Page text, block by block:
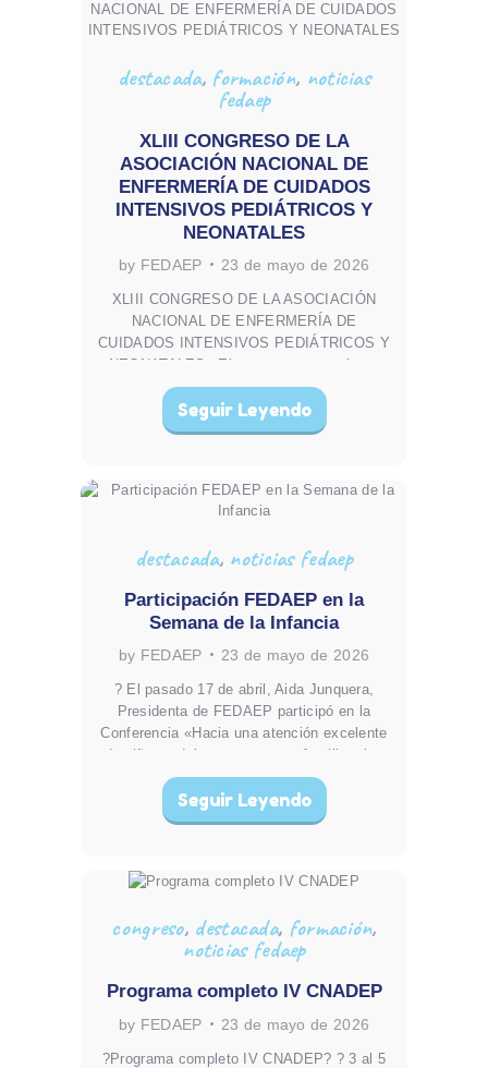
destacada, formación, noticias
fedaep
XLIII CONGRESO DE LA
ASOCIACIÓN NACIONAL DE
ENFERMERÍA DE CUIDADOS
INTENSIVOS PEDIÁTRICOS Y
NEONATALES
by FEDAEP 23 de mayo de 2026
XLIII CONGRESO DE LA ASOCIACIÓN
NACIONAL DE ENFERMERÍA DE
CUIDADOS INTENSIVOS PEDIÁTRICOS Y
NEONATALES «El congreso contará con
una agenda variada que abordará temas
clave en la atención de enfermería a niños
y recién nacidos. Desde las últimas
Seguir Leyendo
destacada, noticias fedaep
Participación FEDAEP en la
Semana de la Infancia
by FEDAEP 23 de mayo de 2026
? El pasado 17 de abril, Aida Junquera,
Presidenta de FEDAEP participó en la
Conferencia «Hacia una atención excelente
de niños, adolescentes y sus familias: las
enfermeras pediátricas, pieza clave», acto
enmarcado en la Semana de la Infancia
organizado por SOPEBA en colaboración
Seguir Leyendo
congreso, destacada, formación,
noticias fedaep
Programa completo IV CNADEP
by FEDAEP 23 de mayo de 2026
?Programa completo IV CNADEP? ? 3 al 5